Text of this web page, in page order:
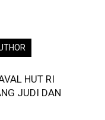
HUT RI
JUDI DAN